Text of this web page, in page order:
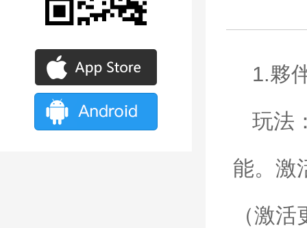
1.夥
玩法
能。激
（激